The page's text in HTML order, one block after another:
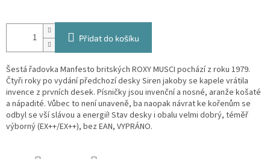
Přidat do košíku
Šestá řadovka Manfesto britských ROXY MUSCI pochází z roku 1979.
Čtyři roky po vydání předchozí desky Siren jakoby se kapele vrátila
invence z prvních desek. Písničky jsou invenční a nosné, aranže košaté
a nápadité. Vůbec to není unaveně, ba naopak návrat ke kořenům se
odbyl se vší slávou a energií! Stav desky i obalu velmi dobrý, téměř
výborný (EX++/EX++), bez EAN, VYPRÁNO.